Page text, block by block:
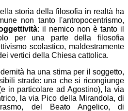
storia della filosofia in realtà ha
non tanto l'antropocentrismo,
: il nemico non è tanto il
per una parte della filosofia
scolastico, maldestramente
vertici della Chiesa cattolica.
ha una stima per il soggetto,
strade: una che si ricongiunge
in particolare ad Agostino), la via
la via Pico della Mirandola, di
del Beato Angelico, di